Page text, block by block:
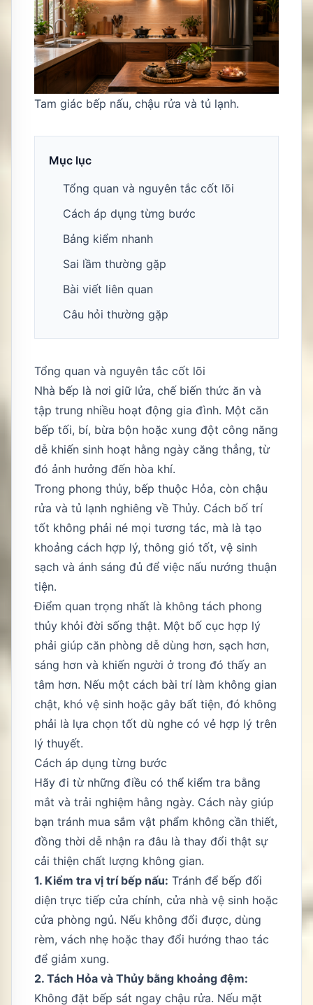
Tam giác bếp nấu, chậu rửa và tủ lạnh.
Mục lục
Tổng quan và nguyên tắc cốt lõi
Cách áp dụng từng bước
Bảng kiểm nhanh
Sai lầm thường gặp
Bài viết liên quan
Câu hỏi thường gặp
Tổng quan và nguyên tắc cốt lõi
Nhà bếp là nơi giữ lửa, chế biến thức ăn và
tập trung nhiều hoạt động gia đình. Một căn
bếp tối, bí, bừa bộn hoặc xung đột công năng
dễ khiến sinh hoạt hằng ngày căng thẳng, từ
đó ảnh hưởng đến hòa khí.
Trong phong thủy, bếp thuộc Hỏa, còn chậu
rửa và tủ lạnh nghiêng về Thủy. Cách bố trí
tốt không phải né mọi tương tác, mà là tạo
khoảng cách hợp lý, thông gió tốt, vệ sinh
sạch và ánh sáng đủ để việc nấu nướng thuận
tiện.
Điểm quan trọng nhất là không tách phong
thủy khỏi đời sống thật. Một bố cục hợp lý
phải giúp căn phòng dễ dùng hơn, sạch hơn,
sáng hơn và khiến người ở trong đó thấy an
tâm hơn. Nếu một cách bài trí làm không gian
chật, khó vệ sinh hoặc gây bất tiện, đó không
phải là lựa chọn tốt dù nghe có vẻ hợp lý trên
lý thuyết.
Cách áp dụng từng bước
Hãy đi từ những điều có thể kiểm tra bằng
mắt và trải nghiệm hằng ngày. Cách này giúp
bạn tránh mua sắm vật phẩm không cần thiết,
đồng thời dễ nhận ra đâu là thay đổi thật sự
cải thiện chất lượng không gian.
1. Kiểm tra vị trí bếp nấu: Tránh để bếp đối
diện trực tiếp cửa chính, cửa nhà vệ sinh hoặc
cửa phòng ngủ. Nếu không đổi được, dùng
rèm, vách nhẹ hoặc thay đổi hướng thao tác
để giảm xung.
2. Tách Hỏa và Thủy bằng khoảng đệm:
Không đặt bếp sát ngay chậu rửa. Nếu mặt